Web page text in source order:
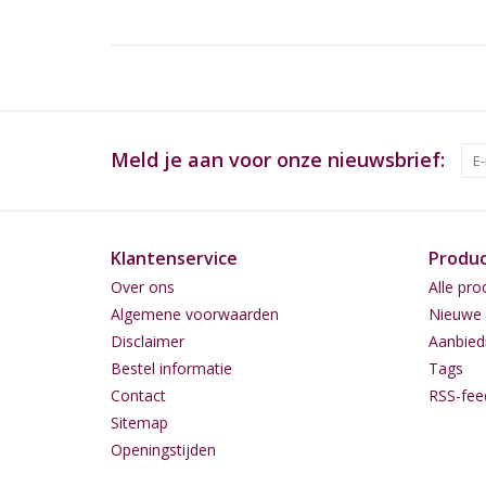
Meld je aan voor onze nieuwsbrief:
Klantenservice
Over ons
Algemene voorwaarden
Disclaimer
Bestel informatie
Contact
Sitemap
Openingstijden
Alle
Tags
RSS-